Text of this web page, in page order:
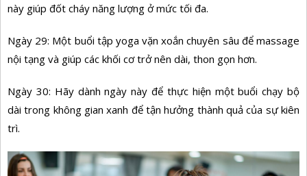
này giúp đốt cháy năng lượng ở mức tối đa.
Ngày 29: Một buổi tập yoga vặn xoắn chuyên sâu để massage
nội tạng và giúp các khối cơ trở nên dài, thon gọn hơn.
Ngày 30: Hãy dành ngày này để thực hiện một buổi chạy bộ
dài trong không gian xanh để tận hưởng thành quả của sự kiên
trì.